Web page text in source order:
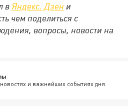
вЯндекс. Дзен и
чем поделиться с
вопросы, новости на
и важнейших событиях дня.